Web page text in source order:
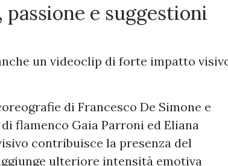
e suggestioni
un videoclip di forte impatto
di Francesco De Simone e
flamenco Gaia Parroni ed Eliana
contribuisce la presenza del
ulteriore intensità emotiva